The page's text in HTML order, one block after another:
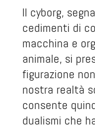
Il cyborg,
cedimenti di
macchina e
animale, si
figurazione
nostra realtà
consente
dualismi che